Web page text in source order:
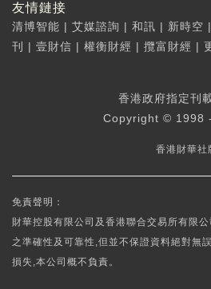
友情鏈接
清博智能 | 艾媒諮詢 | 和訊 | 新時空 |
刊
| 壹財信 | 權衡財經 | 攬富財經 |
香港政府指定刊
Copyright © 1998
香港財華社
免責聲明：
財華控股有限公司及香港聯合交易所有限
之準確性及可靠性,但並不保證資料絕對無
損失,本公司概不負責。